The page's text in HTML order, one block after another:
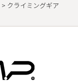
クライミングギア